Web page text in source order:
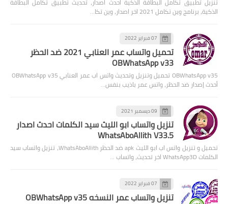
تنزيل تطبيق تكامل البطاقة الذكية احدث اصدار، تحديث تطبيق تكامل البطاقة
الذكية، برنامج وين تكامل 2021 اخر اصدار، وين تكا…
07 فبراير 2022
تحميل واتساب عمر العنابي 2021 ضد الحظر
OBWhatsApp v33
OBWhatsApp v35 تحميل وتنزيل وتحديث واتس اب عمر العنابي OBWhatsApp v35
أحدث إصدار ضد الحظر، واتس عمر باذيب بنفس…
09 ديسمبر 2021
تنزيل واتساب ابو الليث سيد الكلمات احدث اصدار
WhatsAboAllith V33.5
تحميل و تنزيل واتس اب ابو الليث apk ضد الحظر WhatsAboAllith، تنزيل واتساب سيد
الكلمات WhatsApp3D اخر تحديث، واتساب …
07 فبراير 2022
تنزيل واتساب عمر النسخه OBWhatsApp v35